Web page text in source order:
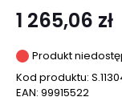
1 265,06 zł
Produkt
Kod produktu:
EAN: 99915522